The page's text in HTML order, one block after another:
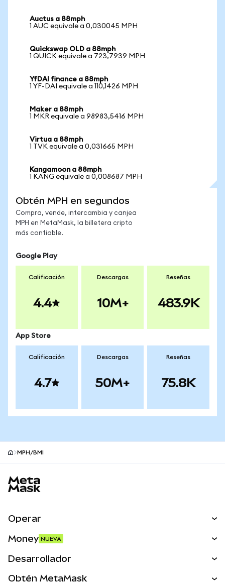
Auctus a 88mph
1 AUC equivale a 0,030045 MPH
Quickswap OLD a 88mph
1 QUICK equivale a 723,7939 MPH
YfDAI finance a 88mph
1 YF-DAI equivale a 110,1426 MPH
Maker a 88mph
1 MKR equivale a 98983,5416 MPH
Virtua a 88mph
1 TVK equivale a 0,031665 MPH
Kangamoon a 88mph
1 KANG equivale a 0,008687 MPH
Obtén MPH en segundos
Compra, vende, intercambia y canjea
MPH en MetaMask, la billetera cripto
más confiable.
Google Play
Calificación
4.4
Descargas
10M+
Reseñas
483.9K
App Store
Calificación
4.7
Descargas
50M+
Reseñas
75.8K
MPH/BMI
Operar
Activos del mundo real
Money NUEVA
Desarrollador
Obtén MetaMask